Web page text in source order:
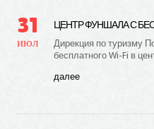
31
июл
ЦЕНТР ФУНШАЛА С
Дирекция по туризму
бесплатного Wi-Fi в
далее